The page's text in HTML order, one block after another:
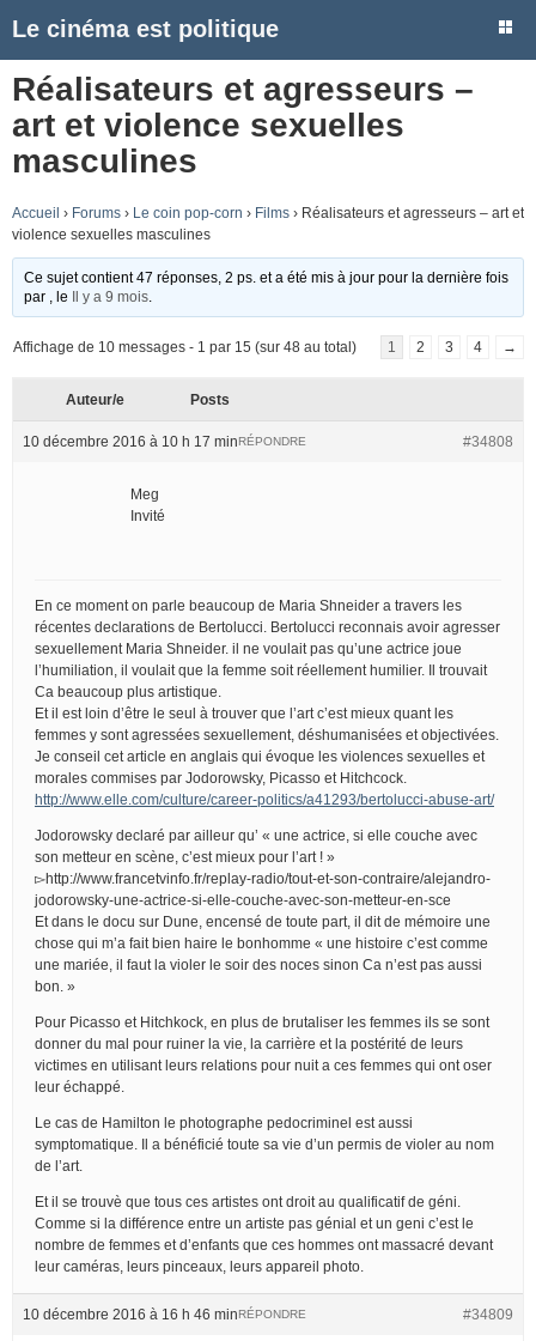
Le cinéma est politique
Réalisateurs et agresseurs –
art et violence sexuelles
masculines
Accueil › Forums › Le coin pop-corn › Films › Réalisateurs et agresseurs – art et
violence sexuelles masculines
Ce sujet contient 47 réponses, 2 ps. et a été mis à jour pour la dernière fois
par
, le Il y a 9 mois
Affichage de 10 messages - 1 par 15 (sur 48 au total) 1 2 3 4 →
Auteur/e Posts
10 décembre 2016 à 10 h 17 min #34808
RÉPONDRE
Meg
Invité
En ce moment on parle beaucoup de Maria Shneider a travers les
récentes declarations de Bertolucci. Bertolucci reconnais avoir agresser
sexuellement Maria Shneider. il ne voulait pas qu’une actrice joue
l’humiliation, il voulait que la femme soit réellement humilier. Il trouvait
Ca beaucoup plus artistique.
Et il est loin d’être le seul à trouver que l’art c’est mieux quant les
femmes y sont agressées sexuellement, déshumanisées et objectivées.
Je conseil cet article en anglais qui évoque les violences sexuelles et
morales commises par Jodorowsky, Picasso et Hitchcock.
http://www.elle.com/culture/career-politics/a41293/bertolucci-abuse-art/
Jodorowsky declaré par ailleur qu’ « une actrice, si elle couche avec
son metteur en scène, c’est mieux pour l’art ! »
▻http://www.francetvinfo.fr/replay-radio/tout-et-son-contraire/alejandro-
jodorowsky-une-actrice-si-elle-couche-avec-son-metteur-en-sce
Et dans le docu sur Dune, encensé de toute part, il dit de mémoire une
chose qui m’a fait bien haire le bonhomme « une histoire c’est comme
une mariée, il faut la violer le soir des noces sinon Ca n’est pas aussi
bon. »
Pour Picasso et Hitchkock, en plus de brutaliser les femmes ils se sont
donner du mal pour ruiner la vie, la carrière et la postérité de leurs
victimes en utilisant leurs relations pour nuit a ces femmes qui ont oser
leur échappé.
Le cas de Hamilton le photographe pedocriminel est aussi
symptomatique. Il a bénéficié toute sa vie d’un permis de violer au nom
de l’art.
Et il se trouvè que tous ces artistes ont droit au qualificatif de géni.
Comme si la différence entre un artiste pas génial et un geni c’est le
nombre de femmes et d’enfants que ces hommes ont massacré devant
leur caméras, leurs pinceaux, leurs appareil photo.
10 décembre 2016 à 16 h 46 min #34809
RÉPONDRE